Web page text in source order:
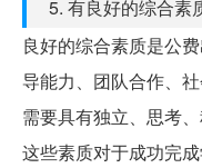
5. 有良好的综合素
良好的综合素质是公
导能力、团队合作、
需要具有独立、思考
这些素质对于成功完